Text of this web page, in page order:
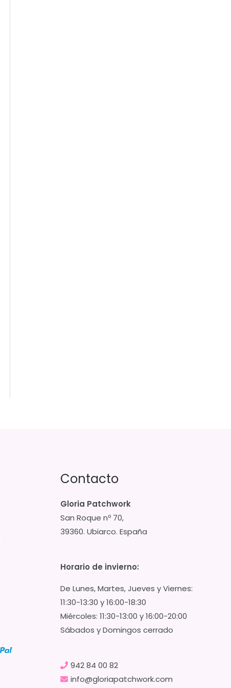
Contacto
Gloria Patchwork
San Roque nº 70,
39360. Ubiarco. España
Horario de invierno:
De Lunes, Martes, Jueves y Viernes:
11:30-13:30 y 16:00-18:30
Miércoles: 11:30-13:00 y 16:00-20:00
Sábados y Domingos cerrado
942 84 00 82
info@gloriapatchwork.com